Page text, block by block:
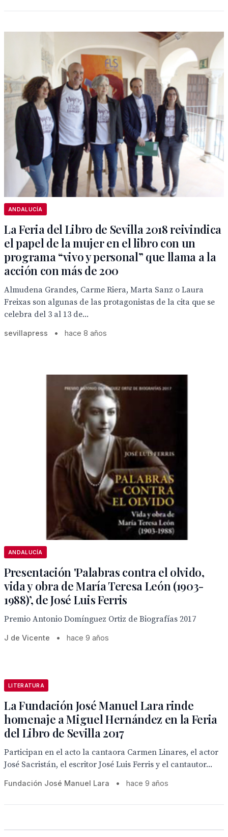
ANDALUCÍA
La Feria del Libro de Sevilla 2018 reivindica
el papel de la mujer en el libro con un
programa “vivo y personal” que llama a la
acción con más de 200
Almudena Grandes, Carme Riera, Marta Sanz o Laura
Freixas son algunas de las protagonistas de la cita que se
celebra del 3 al 13 de...
sevillapress • hace 8 años
ANDALUCÍA
Presentación 'Palabras contra el olvido,
vida y obra de María Teresa León (1903-
1988)’, de José Luis Ferris
Premio Antonio Domínguez Ortiz de Biografías 2017
J de Vicente • hace 9 años
LITERATURA
La Fundación José Manuel Lara rinde
homenaje a Miguel Hernández en la Feria
del Libro de Sevilla 2017
Participan en el acto la cantaora Carmen Linares, el actor
José Sacristán, el escritor José Luis Ferris y el cantautor...
Fundación José Manuel Lara • hace 9 años